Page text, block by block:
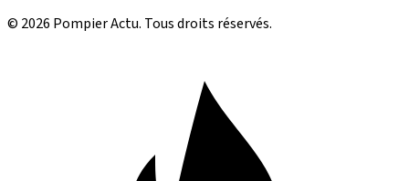
© 2026 Pompier Actu. Tous droits réservés.